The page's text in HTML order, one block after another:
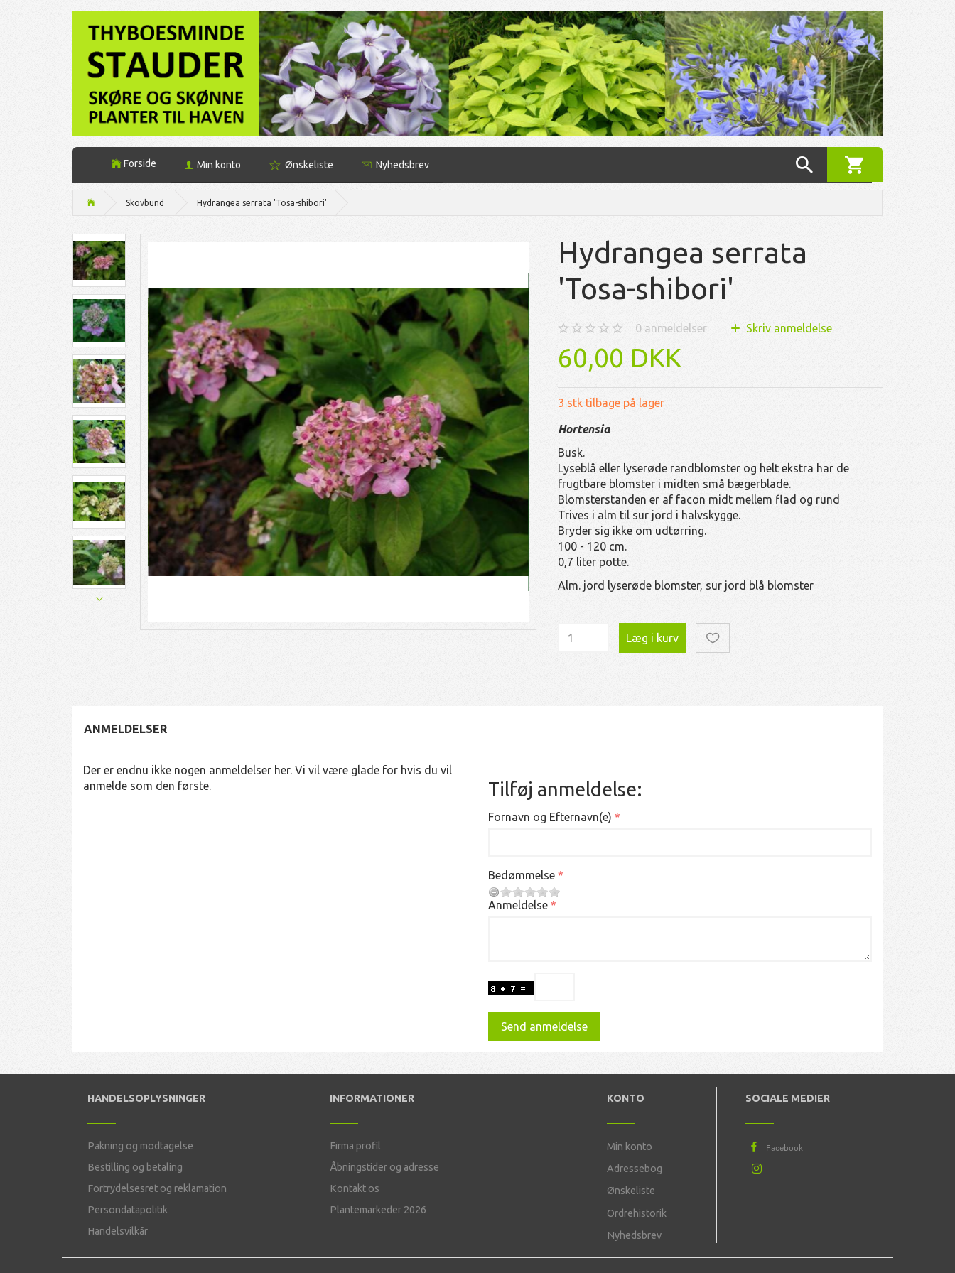
Forside Min konto Ønskeliste Nyhedsbrev
Skovbund Hydrangea serrata 'Tosa-shibori'
Hydrangea serrata
'Tosa-shibori'
0anmeldelser Skriv anmeldelse
60,00 DKK
3 stk tilbage på lager
Hortensia
Busk.
Lyseblå eller lyserøde randblomster og helt ekstra har de
frugtbare blomster i midten små bægerblade.
Blomsterstanden er af facon midt mellem flad og rund
Trives i alm til sur jord i halvskygge.
Bryder sig ikke om udtørring.
100 - 120 cm.
0,7 liter potte.
Alm. jord lyserøde blomster, sur jord blå blomster
Læg i kurv
ANMELDELSER
Der er endnu ikke nogen anmeldelser her. Vi vil være glade for hvis du vil
anmelde som den første.
Tilføj anmeldelse:
Fornavn og Efternavn(e)
Bedømmelse
Anmeldelse
Send anmeldelse
HANDELSOPLYSNINGER
Pakning og modtagelse
Bestilling og betaling
Fortrydelsesret og reklamation
Persondatapolitik
Handelsvilkår
INFORMATIONER
Firma profil
Åbningstider og adresse
Kontakt os
Plantemarkeder 2026
KONTO
Min konto
Adressebog
Ønskeliste
Ordrehistorik
Nyhedsbrev
SOCIALE MEDIER